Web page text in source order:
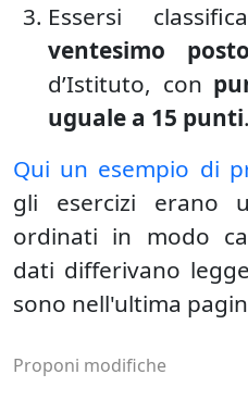
Essersi
ventesimo posto
d’Istituto, con
uguale a 15 punti.
Qui un esempio di
gli esercizi erano
ordinati in modo
dati differivano
sono nell'ultima
Proponi modifiche